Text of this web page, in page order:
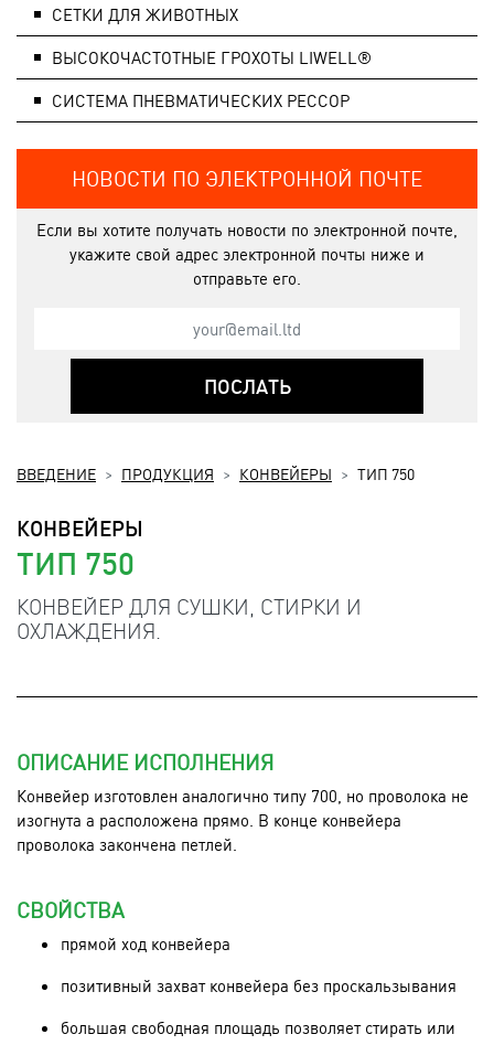
ВВЕДЕНИЕ ПРОДУКЦИЯ КОНВЕЙЕРЫ ТИП 750
КОНВЕЙЕРЫ
ТИП 750
КОНВЕЙЕР ДЛЯ СУШКИ, СТИРКИ И
ОХЛАЖДЕНИЯ.
ОПИСАНИЕ ИСПОЛНЕНИЯ
Конвейер изготовлен аналогично типу 700, но проволока не
изогнута а расположена прямо. В конце конвейера
проволока закончена петлей.
СВОЙСТВА
прямой ход конвейера
позитивный захват конвейера без проскальзывания
большая свободная площадь позволяет стирать или
СЕТКИ ДЛЯ ЖИВОТНЫХ
ВЫСОКОЧАСТОТНЫЕ ГРОХОТЫ LIWELL®
СИСТЕМA ПНЕВМАТИЧЕСКИХ РЕССОР
НОВОСТИ ПО ЭЛЕКТРОННОЙ ПОЧТЕ
Если вы хотите получать новости по электронной почте,
укажите свой адрес электронной почты ниже и
отправьте его.
ПОСЛАТЬ